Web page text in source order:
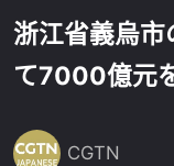
浙江省義烏市
て7000億元
CGTN